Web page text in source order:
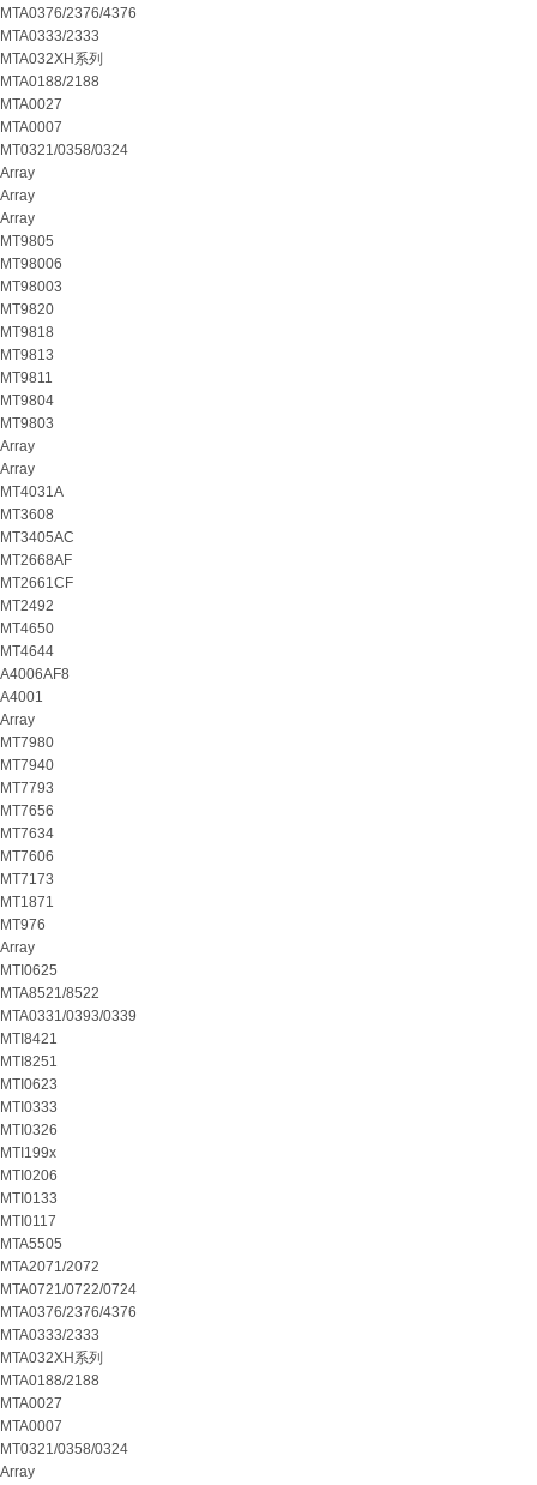
MTA0376/2376/4376
MTA0333/2333
MTA032XH系列
MTA0188/2188
MTA0027
MTA0007
MT0321/0358/0324
Array
Array
Array
MT9805
MT98006
MT98003
MT9820
MT9818
MT9813
MT9811
MT9804
MT9803
Array
Array
MT4031A
MT3608
MT3405AC
MT2668AF
MT2661CF
MT2492
MT4650
MT4644
A4006AF8
A4001
Array
MT7980
MT7940
MT7793
MT7656
MT7634
MT7606
MT7173
MT1871
MT976
Array
MTI0625
MTA8521/8522
MTA0331/0393/0339
MTI8421
MTI8251
MTI0623
MTI0333
MTI0326
MTI199x
MTI0206
MTI0133
MTI0117
MTA5505
MTA2071/2072
MTA0721/0722/0724
MTA0376/2376/4376
MTA0333/2333
MTA032XH系列
MTA0188/2188
MTA0027
MTA0007
MT0321/0358/0324
Array